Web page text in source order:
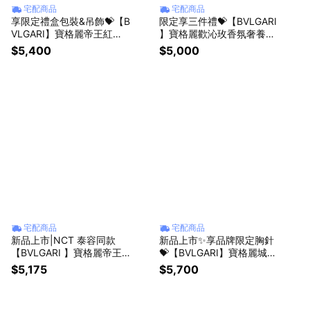
宅配商品
享限定禮盒包裝&吊飾💝【B
VLGARI】寶格麗帝王紅茶
香香氛沐浴組(帝王紅茶香
香氛身體乳300ML+沐浴膠
$5,400
宅配商品
限定享三件禮💝【BVLGARI
】寶格麗歡沁玫香氛奢養組
(歡沁玫香女性淡香精30ml
+滋潤護手霜 40ml+滋潤身
$5,000
宅配商品
新品上市|NCT 泰容同款
【BVLGARI 】寶格麗帝王
紅茶香淡香水 75ML+ 1.5M
L | 送禮首選
$5,175
宅配商品
新品上市✨享品牌限定胸針
💝【BVLGARI】寶格麗城市
森林男性香精 60ML
$5,700